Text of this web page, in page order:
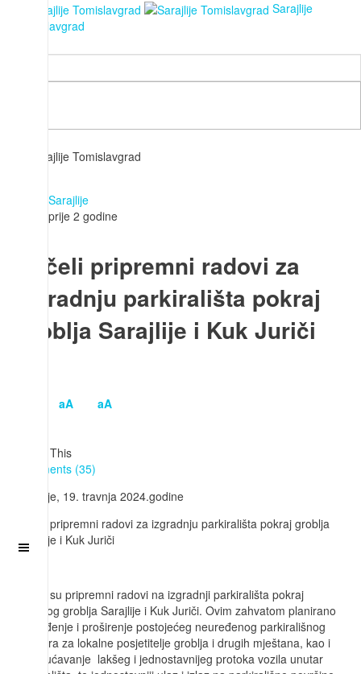
Sarajlije
Tomislavgrad
Sarajlije
prije 2 godine
Počeli pripremni radovi za
izgradnju parkirališta pokraj
groblja Sarajlije i Kuk Juriči
aA aA
Share This
Comments (35)
Sarajlije, 19. travnja 2024.godine
Počeli pripremni radovi za izgradnju parkirališta pokraj groblja
Sarajlije i Kuk Juriči
Počeli su pripremni radovi na izgradnji parkirališta pokraj
mjesnog groblja Sarajlije i Kuk Juriči. Ovim zahvatom planirano
je uređenje i proširenje postojećeg neuređenog parkirališnog
prostora za lokalne posjetitelje groblja i drugih mještana, kao i
omogućavanje lakšeg i jednostavnijeg protoka vozila unutar